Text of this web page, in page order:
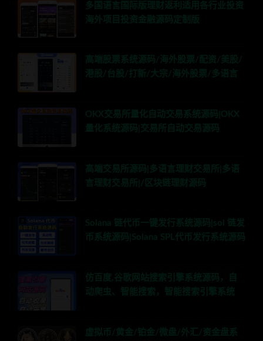
多国语言国际版理财返利适用各行业投资
海外项目投资金融源码定制版
高端股票系统源码/海外股票/配资/美股/
港股/台股/打新/大宗/海外股票/多语言
OKX交易所量化自动交易系统源码|OKX
量化系统源码|交易所自动交易源码
高端交易所源码|多语言理财交易所|多语
言理财交易所|/区块链理财源码
Solana 链代币一键发行系统源码|sol 链发
币系统源码|Solana SPL代币发行系统源码
仿百度,谷歌网站搜索引擎系统源码，自
动爬虫、智能搜索，智能搜索引擎系统
虚拟币/黄金/铂金/微盘/外汇/资金盘系